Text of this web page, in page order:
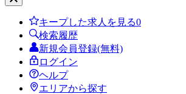
キープした求人を見る0
検索履歴
新規会員登録(無料)
ログイン
ヘルプ
エリアから探す